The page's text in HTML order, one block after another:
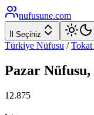
nufusune.com
İl Seçiniz
Türkiye Nüfusu / Tokat
Pazar Nüfusu,
12.875